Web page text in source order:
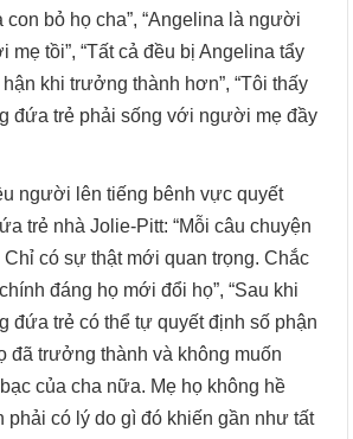
bỏ họ cha”, “Angelina là người
mẹ tồi”, “Tất cả đều bị Angelina tẩy
khi trưởng thành hơn”, “Tôi thấy
đứa trẻ phải sống với người mẹ đầy
người lên tiếng bênh vực quyết
trẻ nhà Jolie-Pitt: “Mỗi câu chuyện
Chỉ có sự thật mới quan trọng. Chắc
đáng họ mới đổi họ”, “Sau khi
đứa trẻ có thể tự quyết định số phận
đã trưởng thành và không muốn
của cha nữa. Mẹ họ không hề
phải có lý do gì đó khiến gần như tất